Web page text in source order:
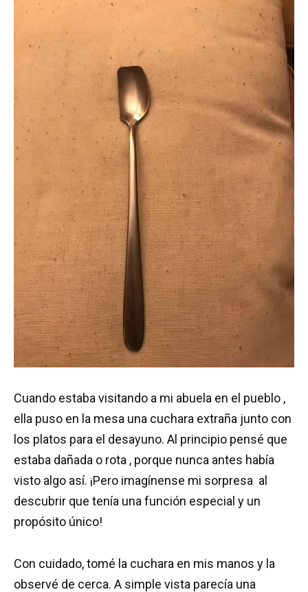
Cuando estaba visitando a mi abuela en el pueblo ,
ella puso en la mesa una cuchara extraña junto con
los platos para el desayuno. Al principio pensé que
estaba dañada o rota , porque nunca antes había
visto algo así. ¡Pero imagínense mi sorpresa al
descubrir que tenía una función especial y un
propósito único!
Con cuidado, tomé la cuchara en mis manos y la
observé de cerca. A simple vista parecía una